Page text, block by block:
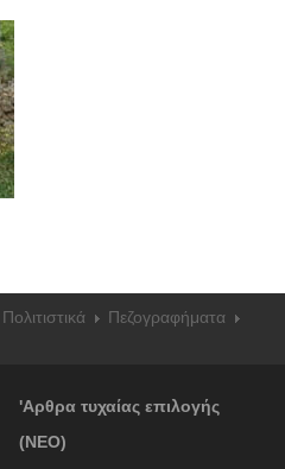
Πολιτιστικά
Πεζογραφήματα
'Αρθρα τυχαίας επιλογής
(ΝΕΟ)